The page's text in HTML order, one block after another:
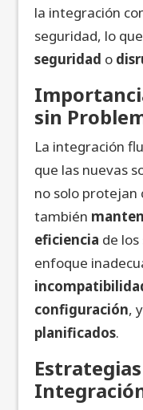
la integración
seguridad, lo
seguridad o
sin
La integración
que las nuevas
no solo protejan
también
eficiencia de
enfoque
configuración, y
planificados.